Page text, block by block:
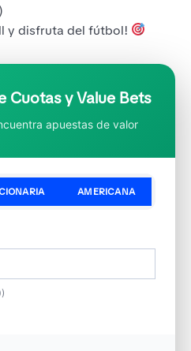
y disfruta del fútbol!
Cuotas y Value Bets
apuestas de valor
AMERICANA